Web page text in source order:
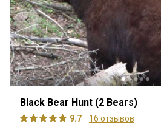
Black Bear Hunt (2 Bears)
9.7
16 отзывов